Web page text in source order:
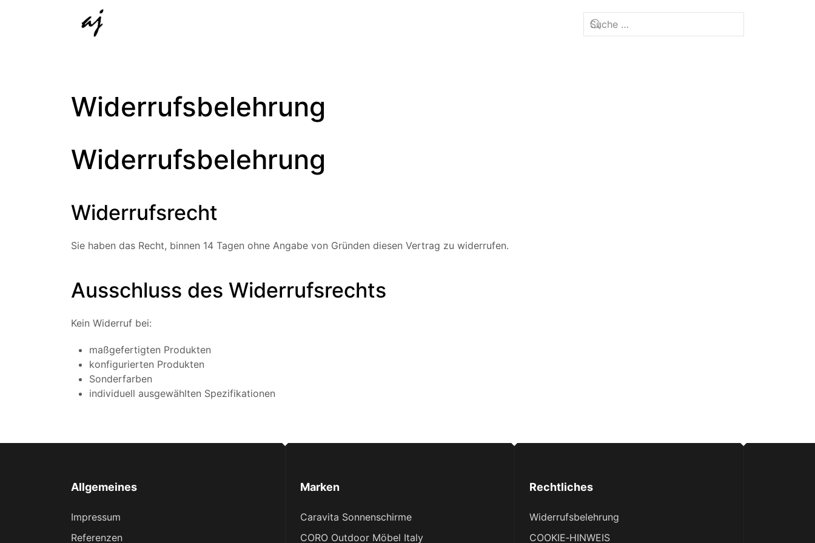
Widerrufsbelehrung
Widerrufsbelehrung
Widerrufsrecht
Sie haben das Recht, binnen 14 Tagen ohne Angabe von Gründen diesen Vertrag zu widerrufen.
Ausschluss des Widerrufsrechts
Kein Widerruf bei:
maßgefertigten Produkten
konfigurierten Produkten
Sonderfarben
individuell ausgewählten Spezifikationen
Allgemeines
Impressum
Referenzen
Marken
Caravita Sonnenschirme
CORO Outdoor Möbel Italy
Rechtliches
Widerrufsbelehrung
COOKIE‑HINWEIS